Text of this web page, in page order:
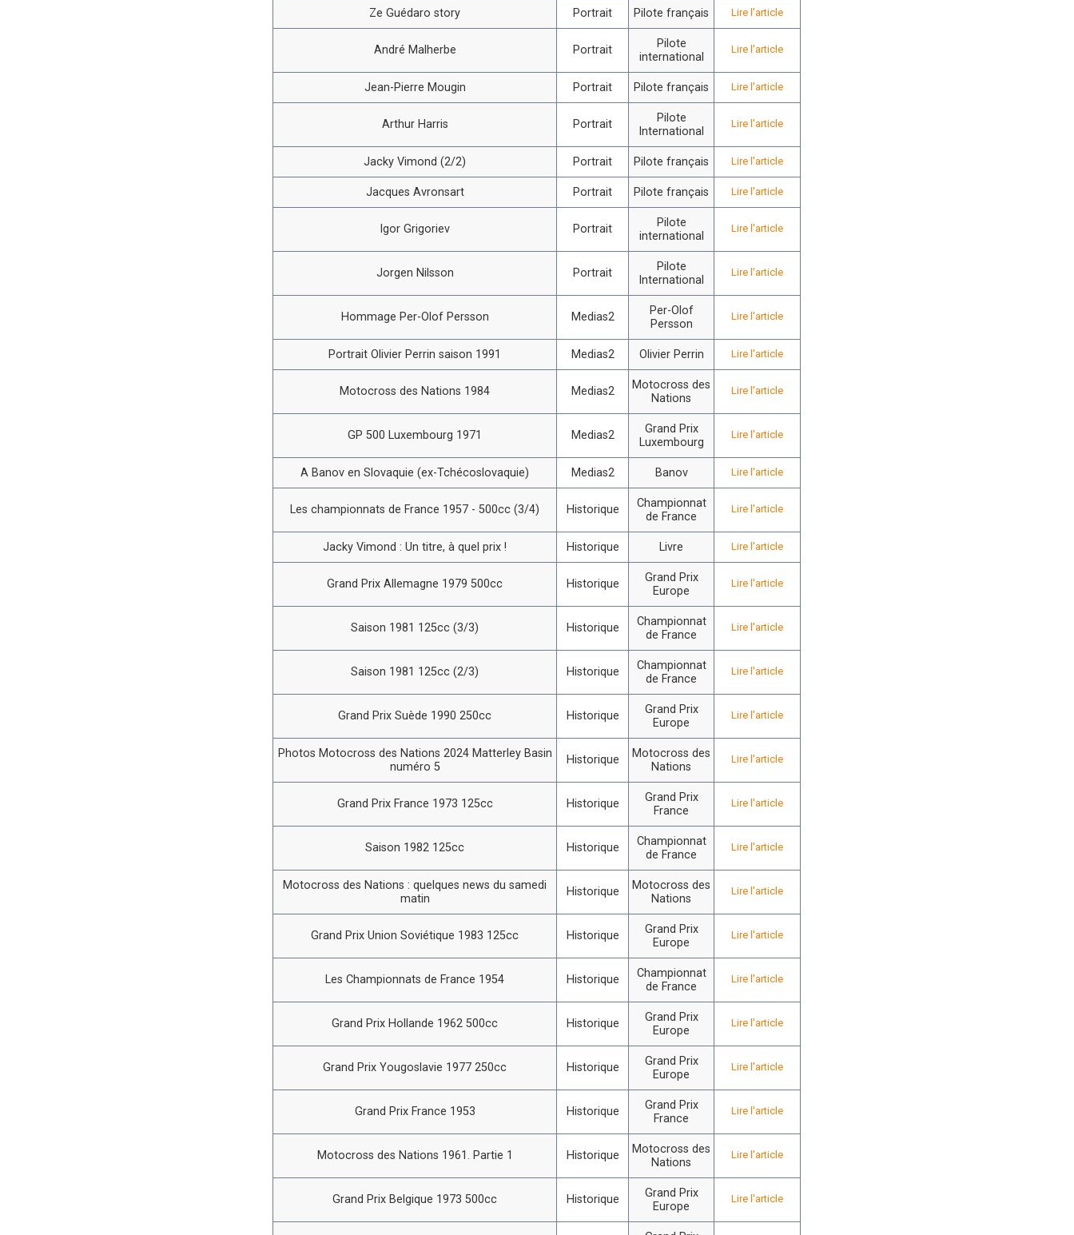
Ze Guédaro story Portrait Pilote français Lire l'article
André Malherbe Portrait
Pilote
international
Lire l'article
Jean-Pierre Mougin Portrait Pilote français Lire l'article
Arthur Harris Portrait
Pilote
International
Lire l'article
Jacky Vimond (2/2) Portrait Pilote français Lire l'article
Jacques Avronsart Portrait Pilote français Lire l'article
Igor Grigoriev Portrait
Pilote
international
Lire l'article
Jorgen Nilsson Portrait
Pilote
International
Lire l'article
Hommage Per-Olof Persson Medias2
Per-Olof
Persson
Lire l'article
Portrait Olivier Perrin saison 1991 Medias2 Olivier Perrin Lire l'article
Motocross des Nations 1984 Medias2
Motocross des
Nations
Lire l'article
GP 500 Luxembourg 1971 Medias2
Grand Prix
Luxembourg
Lire l'article
A Banov en Slovaquie (ex-Tchécoslovaquie) Medias2 Banov Lire l'article
Les championnats de France 1957 - 500cc (3/4) Historique
Championnat
de France
Lire l'article
Jacky Vimond : Un titre, à quel prix ! Historique Livre Lire l'article
Grand Prix Allemagne 1979 500cc Historique
Grand Prix
Europe
Lire l'article
Saison 1981 125cc (3/3) Historique
Championnat
de France
Lire l'article
Saison 1981 125cc (2/3) Historique
Championnat
de France
Lire l'article
Grand Prix Suède 1990 250cc Historique
Grand Prix
Europe
Lire l'article
Photos Motocross des Nations 2024 Matterley Basin
numéro 5
Historique
Motocross des
Nations
Lire l'article
Grand Prix France 1973 125cc Historique
Grand Prix
France
Lire l'article
Saison 1982 125cc Historique
Championnat
de France
Lire l'article
Motocross des Nations : quelques news du samedi
matin
Historique
Motocross des
Nations
Lire l'article
Grand Prix Union Soviétique 1983 125cc Historique
Grand Prix
Europe
Lire l'article
Les Championnats de France 1954 Historique
Championnat
de France
Lire l'article
Grand Prix Hollande 1962 500cc Historique
Grand Prix
Europe
Lire l'article
Grand Prix Yougoslavie 1977 250cc Historique
Grand Prix
Europe
Lire l'article
Grand Prix France 1953 Historique
Grand Prix
France
Lire l'article
Motocross des Nations 1961. Partie 1 Historique
Motocross des
Nations
Lire l'article
Grand Prix Belgique 1973 500cc Historique
Grand Prix
Europe
Lire l'article